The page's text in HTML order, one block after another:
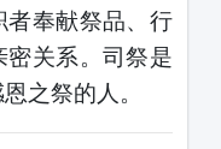
者奉献祭品、行
密关系。司祭是
之祭的人。